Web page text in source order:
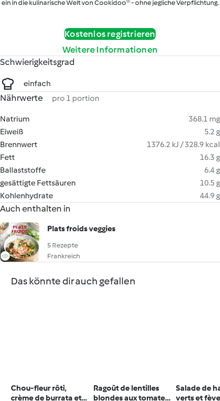
ein in die kulinarische Welt von Cookidoo® - ohne jegliche Verpflichtung.
Kostenlos registrieren
Weitere Informationen
Schwierigkeitsgrad
einfach
Nährwerte pro 1 portion
Natrium
368.1 mg
Eiweiß
5.2 g
Brennwert
1376.2 kJ / 328.9 kcal
Fett
16.3 g
Ballaststoffe
6.4 g
gesättigte Fettsäuren
10.5 g
Kohlenhydrate
44.9 g
Auch enthalten in
Plats froids veggies
5 Rezepte
Frankreich
Das könnte dir auch gefallen
Chou-fleur rôti,
crème de burrata et
Ragoût de lentilles
blondes aux tomates,
Salade de
verts et